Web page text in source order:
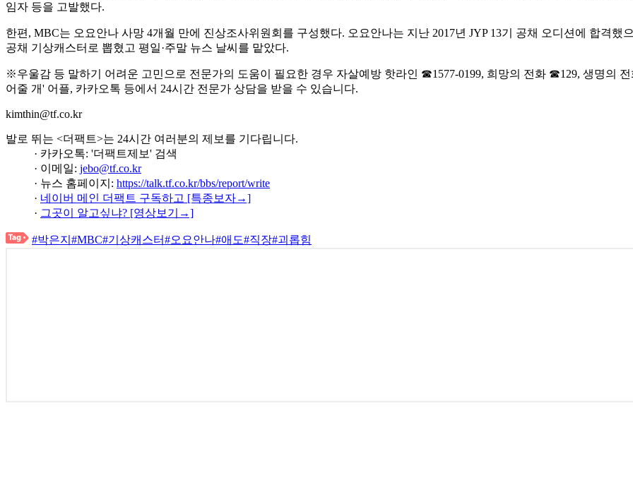
임자 등을 고발했다.
한편, MBC는 오요안나 사망 4개월 만에 진상조사위원회를 구성했다. 오요안나는 지난 2017년 JYP 13기 공채 오디션에 합격했
공채 기상캐스터로 뽑혔고 평일·주말 뉴스 날씨를 맡았다.
※우울감 등 말하기 어려운 고민으로 전문가의 도움이 필요한 경우 자살예방 핫라인 ☎1577-0199, 희망의 전화 ☎129, 생명의
어줄 개' 어플, 카카오톡 등에서 24시간 전문가 상담을 받을 수 있습니다.
kimthin@tf.co.kr
발로 뛰는 <더팩트>는 24시간 여러분의 제보를 기다립니다.
· 카카오톡: '더팩트제보' 검색
· 이메일: jebo@tf.co.kr
· 뉴스 홈페이지: https://talk.tf.co.kr/bbs/report/write
· 네이버 메인 더팩트 구독하고 [특종보자→]
· 그곳이 알고싶냐? [영상보기→]
#박은지 #MBC#기상캐스터#오요안나#애도#직장#괴롭힘